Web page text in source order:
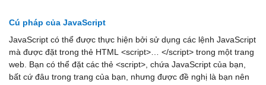
Cú pháp của JavaScript
JavaScript có thể được thực hiện bởi sử dụng các lệnh JavaScript
mà được đặt trong thẻ HTML <script>… </script> trong một trang
web. Bạn có thể đặt các thẻ <script>, chứa JavaScript của bạn,
bất cứ đâu trong trang của bạn, nhưng được đề nghị là bạn nên